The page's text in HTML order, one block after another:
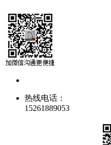
热线电话：
15261889053